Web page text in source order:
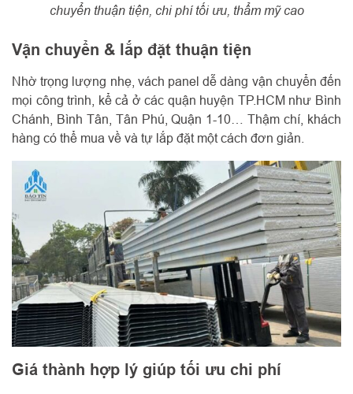
chuyển thuận tiện, chi phí tối ưu, thẩm mỹ cao
Vận chuyển & lắp đặt thuận tiện
Nhờ trọng lượng nhẹ, vách panel dễ dàng vận chuyển đến
mọi công trình, kể cả ở các quận huyện TP.HCM như Bình
Chánh, Bình Tân, Tân Phú, Quận 1-10… Thậm chí, khách
hàng có thể mua về và tự lắp đặt một cách đơn giản.
Giá thành hợp lý giúp tối ưu chi phí